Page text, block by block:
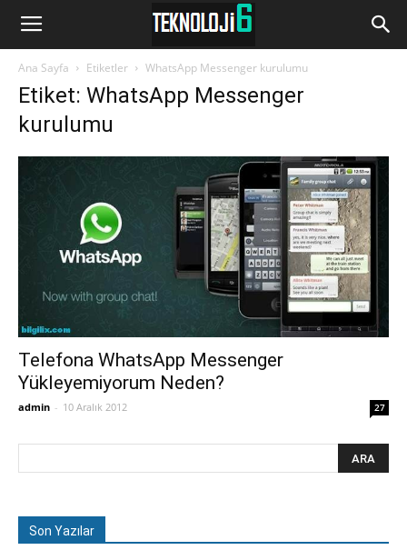
www.Teknoloji6.com
Ana Sayfa Etiketler WhatsApp Messenger kurulumu
Etiket: WhatsApp Messenger
kurulumu
Telefona WhatsApp Messenger
Yükleyemiyorum Neden?
admin - 10 Aralık 2012 27
Son Yazılar